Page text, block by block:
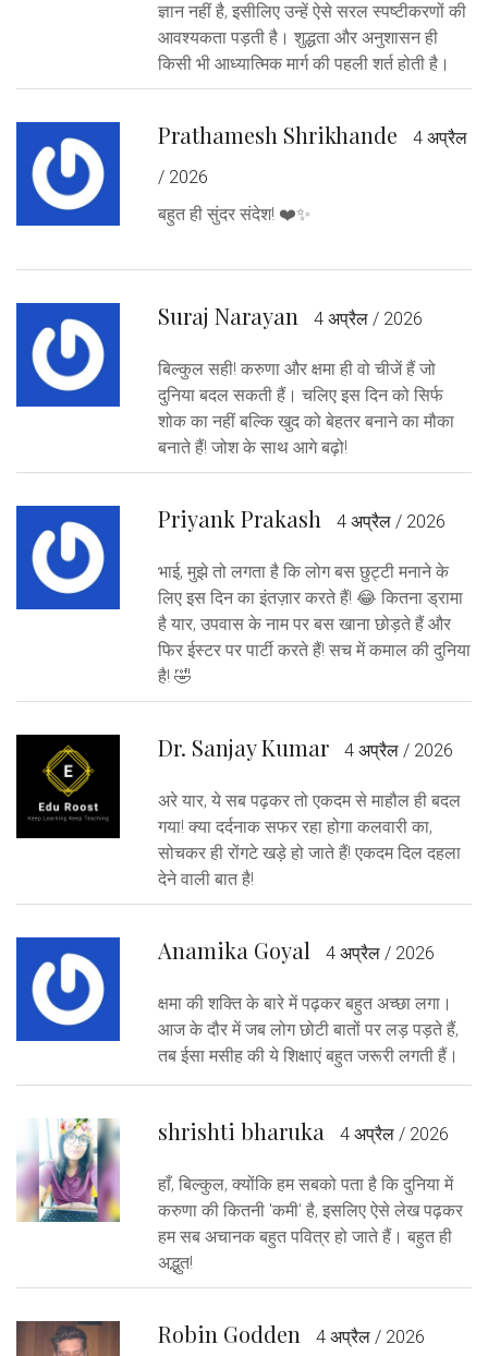
ज्ञान नहीं है, इसीलिए उन्हें ऐसे सरल स्पष्टीकरणों की
आवश्यकता पड़ती है। शुद्धता और अनुशासन ही
किसी भी आध्यात्मिक मार्ग की पहली शर्त होती है।
Prathamesh Shrikhande
4 अप्रैल
/ 2026
बहुत ही सुंदर संदेश! ❤️✨
Suraj Narayan 4 अप्रैल / 2026
बिल्कुल सही! करुणा और क्षमा ही वो चीजें हैं जो
दुनिया बदल सकती हैं। चलिए इस दिन को सिर्फ
शोक का नहीं बल्कि खुद को बेहतर बनाने का मौका
बनाते हैं! जोश के साथ आगे बढ़ो!
Priyank Prakash 4 अप्रैल / 2026
भाई, मुझे तो लगता है कि लोग बस छुट्टी मनाने के
लिए इस दिन का इंतज़ार करते हैं! 😂 कितना ड्रामा
है यार, उपवास के नाम पर बस खाना छोड़ते हैं और
फिर ईस्टर पर पार्टी करते हैं! सच में कमाल की दुनिया
है! 🤣
Dr. Sanjay Kumar 4 अप्रैल / 2026
अरे यार, ये सब पढ़कर तो एकदम से माहौल ही बदल
गया! क्या दर्दनाक सफर रहा होगा कलवारी का,
सोचकर ही रोंगटे खड़े हो जाते हैं! एकदम दिल दहला
देने वाली बात है!
Anamika Goyal 4 अप्रैल / 2026
क्षमा की शक्ति के बारे में पढ़कर बहुत अच्छा लगा।
आज के दौर में जब लोग छोटी बातों पर लड़ पड़ते हैं,
तब ईसा मसीह की ये शिक्षाएं बहुत जरूरी लगती हैं।
shrishti bharuka 4 अप्रैल / 2026
हाँ, बिल्कुल, क्योंकि हम सबको पता है कि दुनिया में
करुणा की कितनी 'कमी' है, इसलिए ऐसे लेख पढ़कर
हम सब अचानक बहुत पवित्र हो जाते हैं। बहुत ही
अद्भुत!
Robin Godden 4 अप्रैल / 2026